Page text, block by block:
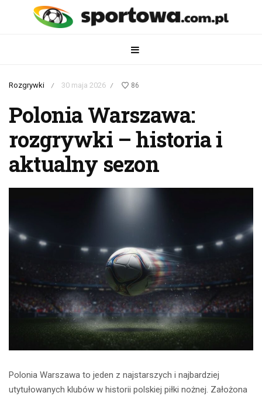
Rozgrywki / 30 maja 2026 / 86
Polonia Warszawa:
rozgrywki – historia i
aktualny sezon
Polonia Warszawa to jeden z najstarszych i najbardziej
utytułowanych klubów w historii polskiej piłki nożnej. Założona